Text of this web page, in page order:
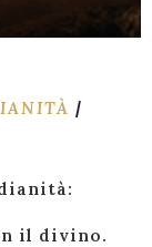
il divino.